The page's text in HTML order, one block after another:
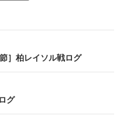
］柏レイソル戦ログ
グ